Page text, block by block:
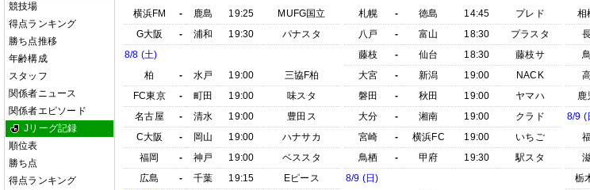
競技場
得点ランキング
勝ち点推移
年齢構成
スタッフ
関係者ニュース
関係者エピソード
Jリーグ記録
順位表
勝ち点
得点ランキング
横浜FM
- 鹿島 19:25
MUFG国立
G大阪
- 浦和 19:30
パナスタ
8/8 (土)
柏
- 水戸 19:00
三協F柏
FC東京
- 町田 19:00
味スタ
名古屋
- 清水 19:00
豊田ス
C大阪
- 岡山 19:00
ハナサカ
福岡
- 神戸 19:00
ベススタ
広島
- 千葉 19:15
Eピース
札幌
- 徳島 14:45
プレド
八戸
- 富山 18:30
プラスタ
藤枝
- 仙台 18:30
藤枝サ
大宮
- 新潟 19:00
NACK
磐田
- 秋田 19:00
ヤマハ
大分
- 湘南 19:00
クラド
宮崎
- 横浜FC 19:00
いちご
鳥栖
- 甲府 19:30
駅スタ
8/9 (日)
相
鹿
8/9 (
栃